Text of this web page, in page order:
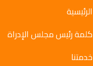
الرئيسية
كلمة رئيس مجلس الإدراة
خدمتنا